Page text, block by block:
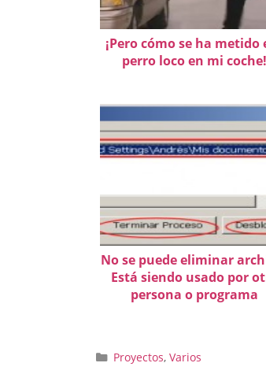
¡Pero cómo se ha metido
perro loco en mi coche!
No se puede eliminar
Está siendo usado por
persona o programa
Categorías
Proyectos, Varios